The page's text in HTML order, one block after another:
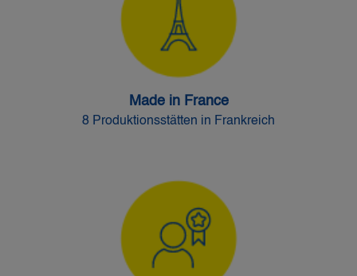
Made in France
8 Produktionsstätten in Frankreich